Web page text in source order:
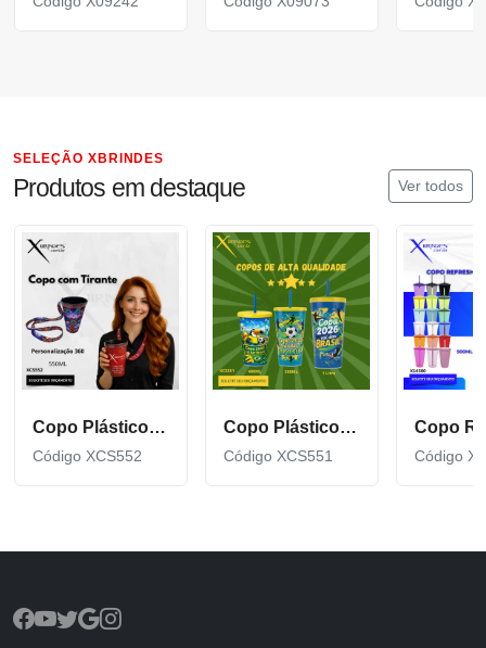
SELEÇÃO XBRINDES
Produtos em destaque Ver todos
Copo Plástico de 550 ML com Tirante Personalizado XCS552
Código XCS552
Copo Plástico personalizado In Mold Label 360 XCS551
Código XCS551 Código